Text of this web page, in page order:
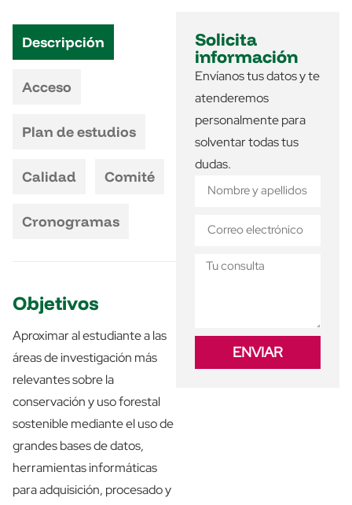
Descripción
Acceso
Plan de estudios
Calidad Comité
Cronogramas
Objetivos
Aproximar al estudiante a las
áreas de investigación más
relevantes sobre la
conservación y uso forestal
sostenible mediante el uso de
grandes bases de datos,
herramientas informáticas
para adquisición, procesado y
Solicita
información
Envíanos tus datos y te
atenderemos
personalmente para
solventar todas tus
dudas.
ENVIAR